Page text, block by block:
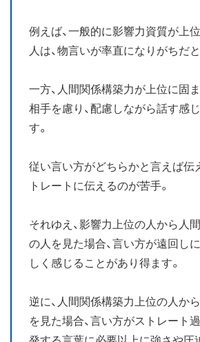
例えば、一般的に影響力資質が上
人は、物言いが率直になりがちだ
一方、人間関係構築力が上位に固
相手を慮り、配慮しながら話す感
す。
従い言い方がどちらかと言えば伝
トレートに伝えるのが苦手。
それゆえ、影響力上位の人から人
の人を見た場合、言い方が遠回し
しく感じることがあり得ます。
逆に、人間関係構築力上位の人か
を見た場合、言い方がストレート